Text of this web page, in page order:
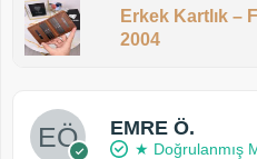
Erkek Kartlık –
2004
EMRE Ö.
★ Doğrulanmış